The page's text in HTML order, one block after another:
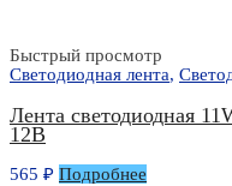
Быстрый просмотр
Светодиодная лента,
Лента светодиодная
12В
565 ₽ Подробнее